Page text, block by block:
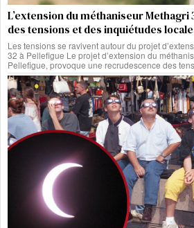
L’extension du méthaniseur Methagri
des tensions et des inquiétudes
Les tensions se ravivent autour du projet
32 à Pellefigue Le projet d’extension du
Pellefigue, provoque une recrudescence des